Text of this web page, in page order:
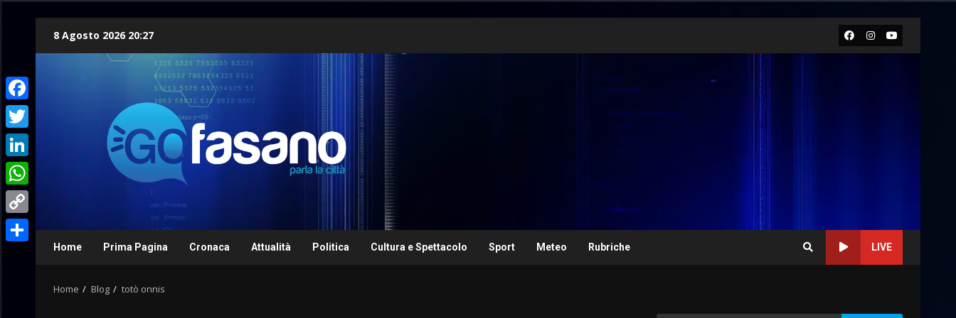
8 Agosto 2026 20:27 Facebook
Instagram
Youtube
Home Prima Pagina Cronaca Attualità Politica Cultura e Spettacolo Sport Meteo Rubriche LIVE
Home Blog totò onnis
Facebook
Twitter
LinkedIn
WhatsApp
Copy